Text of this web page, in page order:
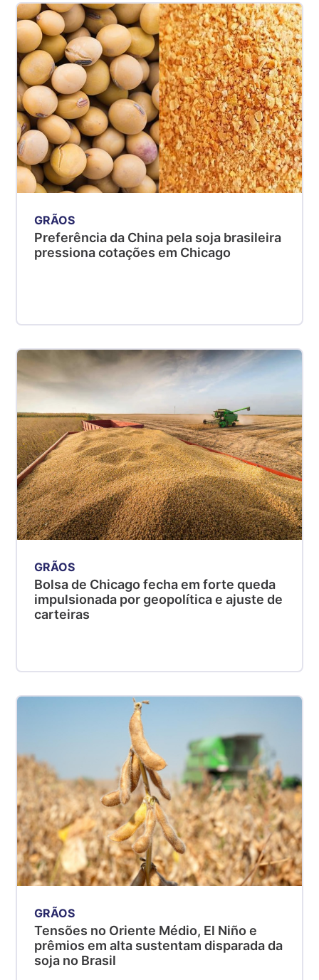
GRÃOS
Preferência da China pela soja brasileira
pressiona cotações em Chicago
GRÃOS
Bolsa de Chicago fecha em forte queda
impulsionada por geopolítica e ajuste de
carteiras
GRÃOS
Tensões no Oriente Médio, El Niño e
prêmios em alta sustentam disparada da
soja no Brasil